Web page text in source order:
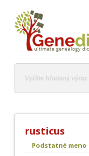
rusticus
Podstatné meno